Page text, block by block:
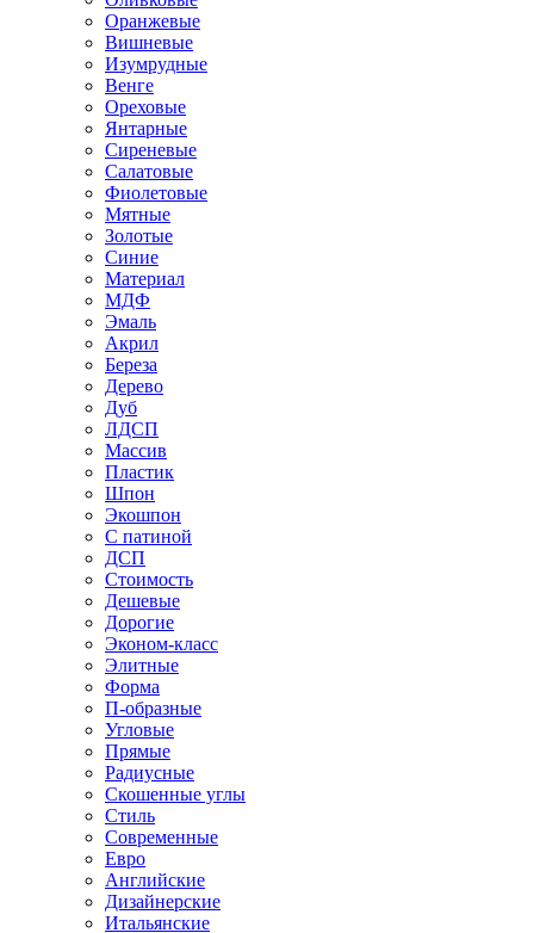
Оранжевые
Вишневые
Изумрудные
Венге
Ореховые
Янтарные
Сиреневые
Салатовые
Фиолетовые
Мятные
Золотые
Синие
Материал
МДФ
Эмаль
Акрил
Береза
Дерево
Дуб
ЛДСП
Массив
Пластик
Шпон
Экошпон
С патиной
ДСП
Стоимость
Дешевые
Дорогие
Эконом-класс
Элитные
Форма
П-образные
Угловые
Прямые
Радиусные
Скошенные углы
Стиль
Современные
Евро
Английские
Дизайнерские
Итальянские